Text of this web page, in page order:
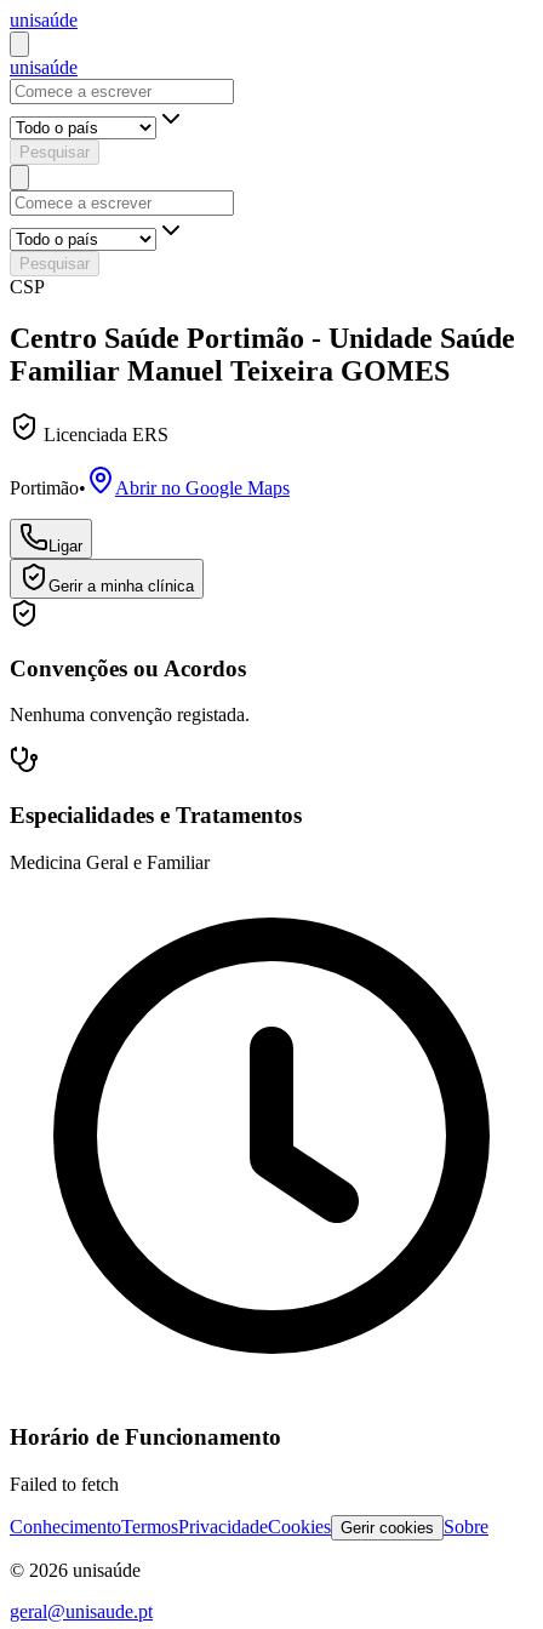
unisaúde
unisaúde
Pesquisar
Pesquisar
CSP
Centro Saúde Portimão - Unidade Saúde
Familiar Manuel Teixeira GOMES
Licenciada ERS
Portimão• Abrir no Google Maps
Ligar
Gerir a minha clínica
Convenções ou Acordos
Nenhuma convenção registada.
Especialidades e Tratamentos
Medicina Geral e Familiar
Horário de Funcionamento
Failed to fetch
ConhecimentoTermosPrivacidadeCookies Gerir cookies Sobre
© 2026 unisaúde
geral@unisaude.pt